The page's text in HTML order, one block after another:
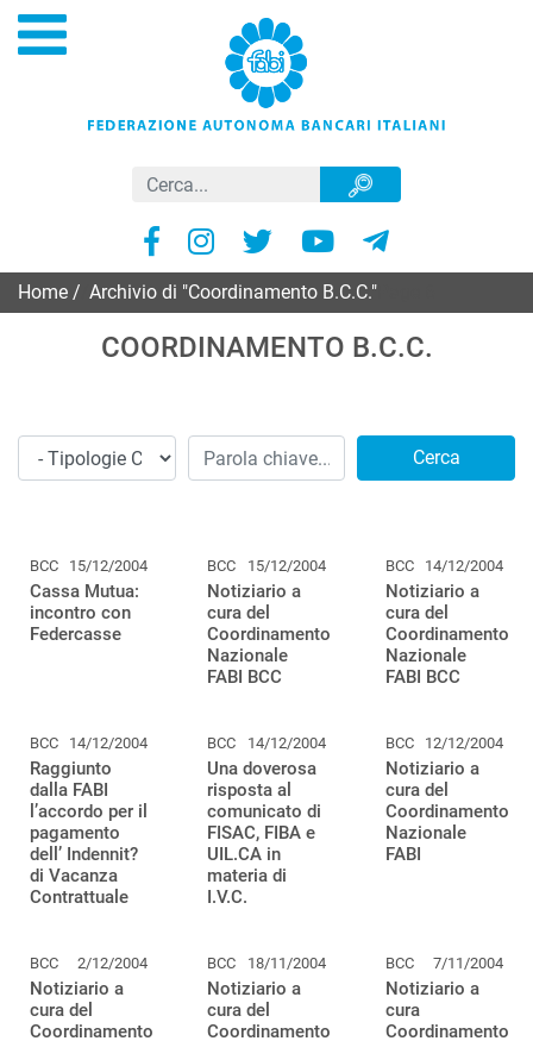
Home Archivio di "Coordinamento B.C.C."
COORDINAMENTO B.C.C.
Cerca
BCC 15/12/2004
Cassa Mutua:
incontro con
Federcasse
BCC 15/12/2004
Notiziario a
cura del
Coordinamento
Nazionale
FABI BCC
BCC 14/12/2004
Notiziario a
cura del
Coordinamento
Nazionale
FABI BCC
BCC 14/12/2004
Raggiunto
dalla FABI
l’accordo per il
pagamento
dell’ Indennit?
di Vacanza
Contrattuale
BCC 14/12/2004
Una doverosa
risposta al
comunicato di
FISAC, FIBA e
UIL.CA in
materia di
I.V.C.
BCC 12/12/2004
Notiziario a
cura del
Coordinamento
Nazionale
FABI
BCC 2/12/2004
Notiziario a
cura del
Coordinamento
BCC 18/11/2004
Notiziario a
cura del
Coordinamento
BCC 7/11/2004
Notiziario a
cura
Coordinamento